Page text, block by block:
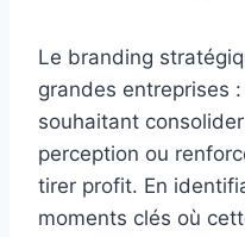
Le branding
grandes entreprises
souhaitant
perception ou
tirer profit. En
moments clés où